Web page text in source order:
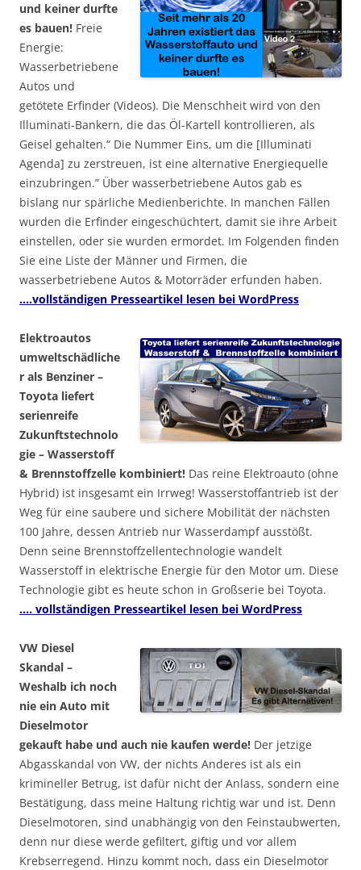
und keiner durfte
es bauen! Freie
Energie:
Wasserbetriebene
Autos und
getötete Erfinder (Videos). Die Menschheit wird von den
Illuminati-Bankern, die das Öl-Kartell kontrollieren, als
Geisel gehalten.“ Die Nummer Eins, um die [Illuminati
Agenda] zu zerstreuen, ist eine alternative Energiequelle
einzubringen.” Über wasserbetriebene Autos gab es
bislang nur spärliche Medienberichte. In manchen Fällen
wurden die Erfinder eingeschüchtert, damit sie ihre Arbeit
einstellen, oder sie wurden ermordet. Im Folgenden finden
Sie eine Liste der Männer und Firmen, die
wasserbetriebene Autos & Motorräder erfunden haben.
….vollständigen Presseartikel lesen bei WordPress
Elektroautos
umweltschädliche
r als Benziner –
Toyota liefert
serienreife
Zukunftstechnolo
gie – Wasserstoff
& Brennstoffzelle kombiniert! Das reine Elektroauto (ohne
Hybrid) ist insgesamt ein Irrweg! Wasserstoffantrieb ist der
Weg für eine saubere und sichere Mobilität der nächsten
100 Jahre, dessen Antrieb nur Wasserdampf ausstößt.
Denn seine Brennstoffzellentechnologie wandelt
Wasserstoff in elektrische Energie für den Motor um. Diese
Technologie gibt es heute schon in Großserie bei Toyota.
…. vollständigen Presseartikel lesen bei WordPress
VW Diesel
Skandal –
Weshalb ich noch
nie ein Auto mit
Dieselmotor
gekauft habe und auch nie kaufen werde! Der jetzige
Abgasskandal von VW, der nichts Anderes ist als ein
krimineller Betrug, ist dafür nicht der Anlass, sondern eine
Bestätigung, dass meine Haltung richtig war und ist. Denn
Dieselmotoren, sind unabhängig von den Feinstaubwerten,
denn nur diese werde gefiltert, giftig und vor allem
Krebserregend. Hinzu kommt noch, dass ein Dieselmotor